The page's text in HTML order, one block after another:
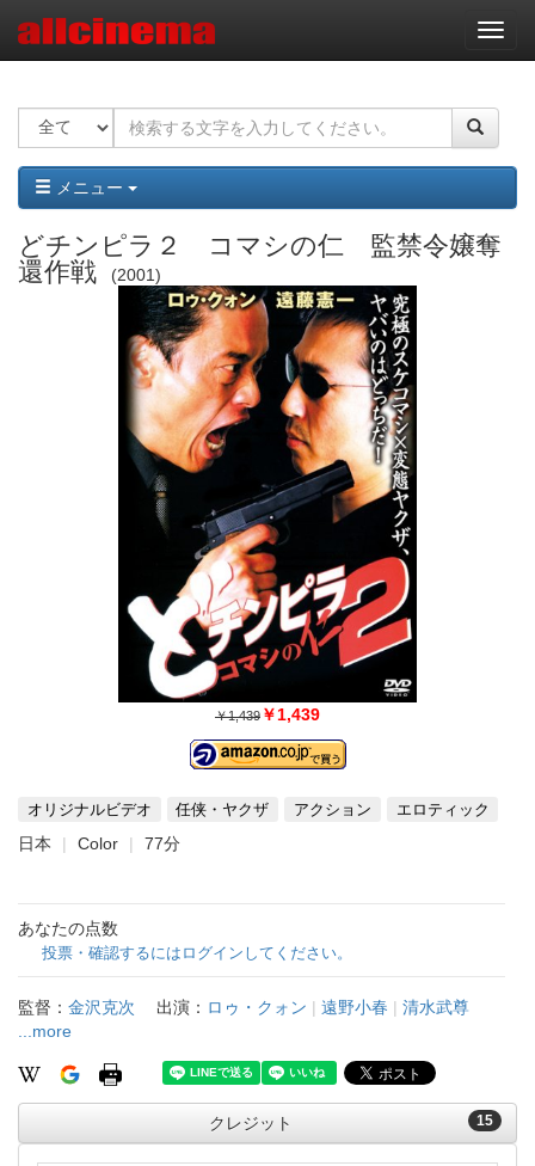
ナ
ビ
ー
ョ
ン
メニュー
どチンピラ２ コマシの仁 監禁令嬢奪
還作戦
2001
￥1,439 ￥1,439
オリジナルビデオ 任侠・ヤクザ アクション エロティック
日本 Color 77分
あなたの点数
投票・確認するにはログインしてください。
監督： 金沢克次 出演： ロゥ・クォン | 遠野小春 | 清水武尊
...more
15
クレジット